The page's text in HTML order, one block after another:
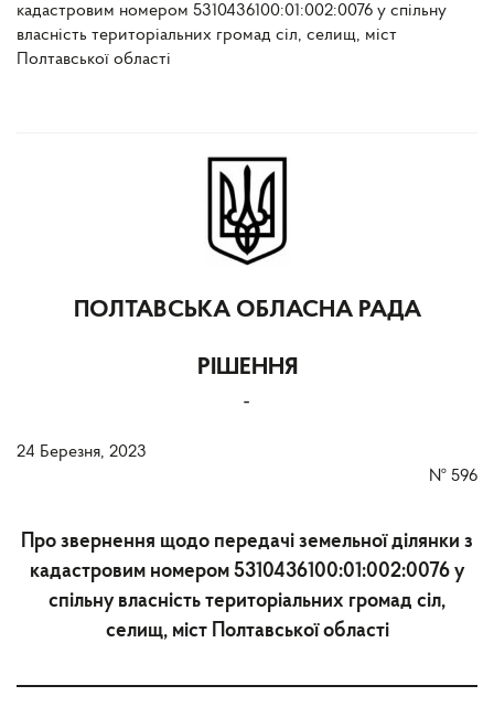
кадастровим номером 5310436100:01:002:0076 у спільну
власність територіальних громад сіл, селищ, міст
Полтавської області
ПОЛТАВСЬКА ОБЛАСНА РАДА
РІШЕННЯ
-
24 Березня, 2023
№ 596
Про звернення щодо передачі земельної ділянки з
кадастровим номером 5310436100:01:002:0076 у
спільну власність територіальних громад сіл,
селищ, міст Полтавської області